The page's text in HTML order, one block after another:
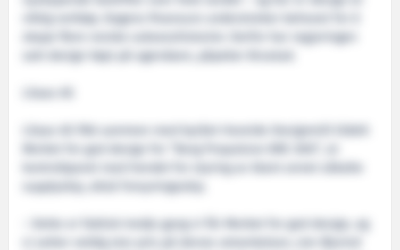
viktig verktøy. Dagens finansuro understreker behovet for å
skape flere norske suksesshistorier. Derfor har regjeringen
satt design høyt på agendaen, påpeker Brustad.
Lilaas AS
Lilaas AS fikk sammen med byrået Hareide Designmill tildelt
Merket for god design for ”Berg Propulsion BRC 800”, et
kontrollpanel med hendel for styring av blant annet såkalte
supplyskip, altså forsyningsskip.
– Dette er faktisk tredje gang vi får Merket for god design, og